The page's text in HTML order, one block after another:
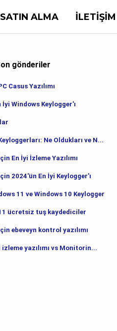
SATIN ALMA İLETIŞIM
gönderiler
Casus Yazılımı
İyi Windows Keylogger'ı
Ne Oldukları ve N...
En İyi İzleme Yazılımı
2024'ün En İyi Keylogger'ı
11 ve Windows 10 Keylogger
ücretsiz tuş kaydediciler
ebeveyn kontrol yazılımı
yazılımı vs Monitorin...